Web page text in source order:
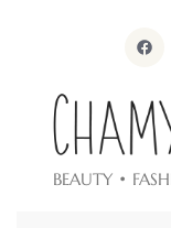
BEAUTY •